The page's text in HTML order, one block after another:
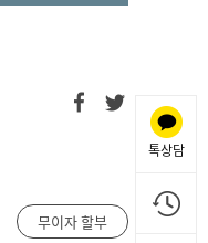
무이자 할부
톡상담